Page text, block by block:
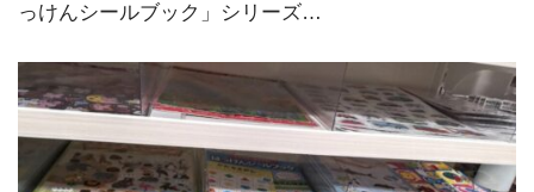
っけんシールブック」シリーズ…